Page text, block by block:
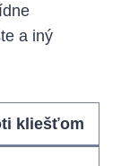
a iný⁤
kliešťom